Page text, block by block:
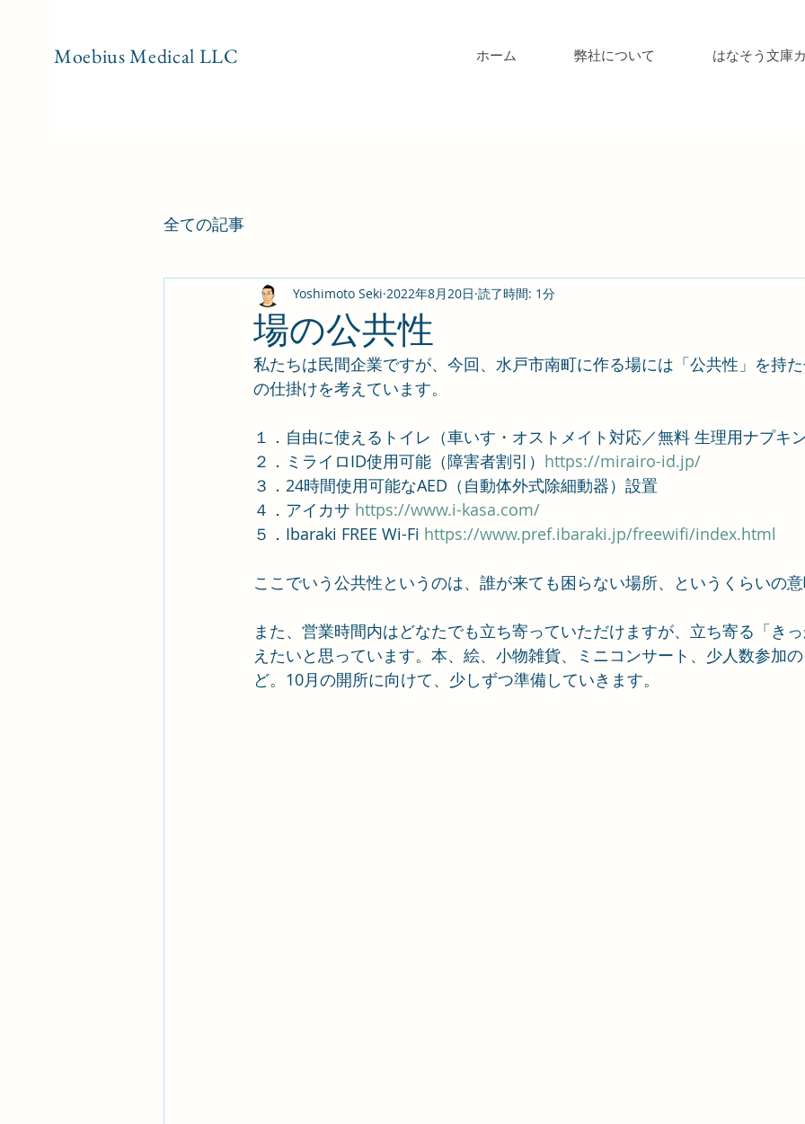
Moebius Medical LLC ホーム 弊社について はなそう文庫
全ての記事
場の公共性
Yoshimoto Seki 2022年8月20日 読了時間: 1分
私たちは民間企業ですが、今回、水戸市南町に作る場には「公共性」を持
の仕掛けを考えています。
１．自由に使えるトイレ（車いす・オストメイト対応／無料 生理用ナプキン
２．ミライロID使用可能（障害者割引） https://mirairo-id.jp/
３．24時間使用可能なAED（自動体外式除細動器）設置
４．アイカサ https://www.i-kasa.com/
５．Ibaraki FREE Wi-Fi https://www.pref.ibaraki.jp/freewifi/index.html
ここでいう公共性というのは、誰が来ても困らない場所、というくらいの意
また、営業時間内はどなたでも立ち寄っていただけますが、立ち寄る「き
えたいと思っています。本、絵、小物雑貨、ミニコンサート、少人数参加
ど。10月の開所に向けて、少しずつ準備していきます。